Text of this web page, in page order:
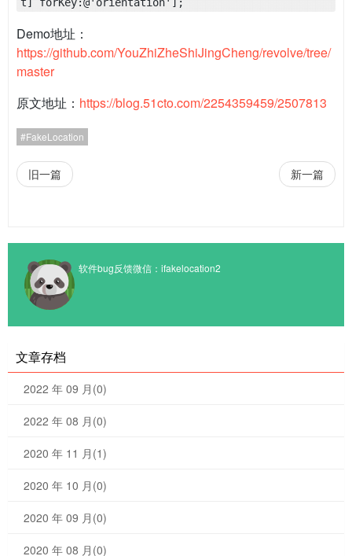
Demo地址：
https://github.com/YouZhiZheShiJingCheng/revolve/tree/
master
原文地址： https://blog.51cto.com/2254359459/2507813
FakeLocation
旧一篇 新一篇
软件bug反馈微信：ifakelocation2
文章存档
2022 年 09 月(0)
2022 年 08 月(0)
2020 年 11 月(1)
2020 年 10 月(0)
2020 年 09 月(0)
2020 年 08 月(0)